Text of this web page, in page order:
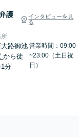
護
インタビューを見
る
所
大路御池
から徒
分
営業時間：09:00
~23:00（土日祝
日）